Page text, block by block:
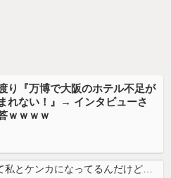
り『万博で大阪のホテル不足が
れない！』→ インタビューさ
ｗｗｗｗ
彼氏が『この車』買おうとして私とケンカになってるんだけどｗｗｗｗｗｗ